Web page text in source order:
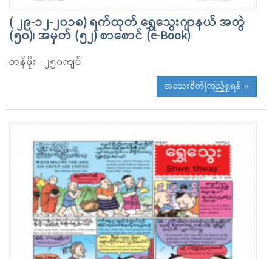
( ၂၉-၁၂-၂၀၁၈) ရက်ထုတ် ရွှေသွေးဂျာနယ် အတွဲ
(၅၀)၊ အမှတ် (၅၂) စာစောင် (e-Book)
တန်ဖိုး - ၂၅၀ကျပ်
အသေးစိတ်ကြည့်ရှုရန် »